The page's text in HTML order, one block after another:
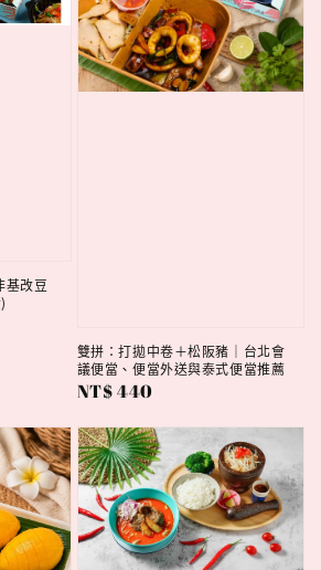
基改豆
雙拼：打拋中卷＋松阪豬｜台北會
議便當、便當外送與泰式便當推薦
Regular
NT$ 440